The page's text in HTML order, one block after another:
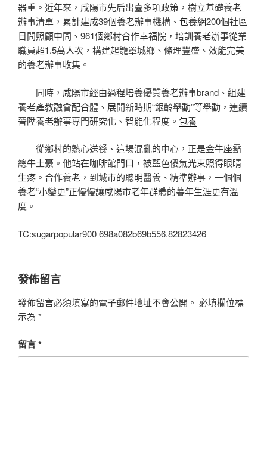
器重。近年來，咸陽市先后出臺多項政策，樹立基礎養老
辦事清單，累計建成39個養老辦事機構、 包養網200個社區
日間照顧中間、961個鄉村合作幸福院，培訓養老辦事從業
職員超1.5萬人次，構建起籠罩城鄉、條理豐盛、效能完美
的養老辦事收集。
同時，咸陽市經由過程培養優質養老辦事brand、組建
養老產教融會配合體、展開新時期“銀齡舉動”等舉動，連續
晉陞養老辦事專門研究化、智能化程度。 包養
從鄉村的熱心送餐、這場混亂的中心，正是金牛座霸
總牛土豪。他站在咖啡館門口，被藍色傻氣光束照得眼睛
生疼。合作養老，到城市的聰明醫養、精準辦事，一個個
養老“小變更”正慢慢讓咸陽市老年群體的暮年生涯更有溫
度。
TC:sugarpopular900 698a082b69b556.82823426
發佈留言
發佈留言必須填寫的電子郵件地址不會公開。 必填欄位標
示為 *
留言*